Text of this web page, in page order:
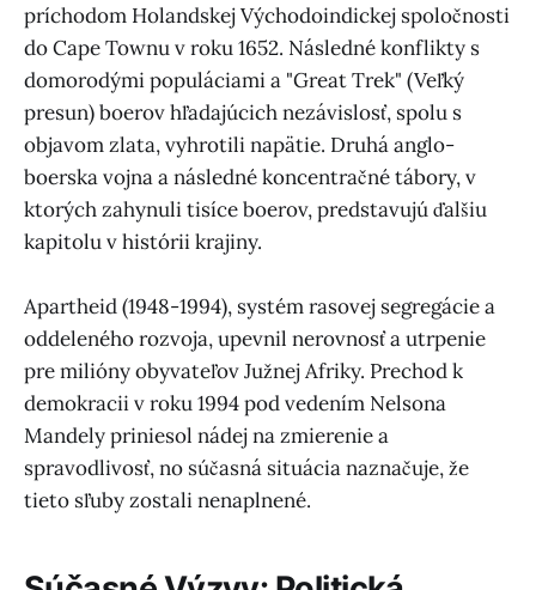
príchodom Holandskej Východoindickej spoločnosti
do Cape Townu v roku 1652. Následné konflikty s
domorodými populáciami a "Great Trek" (Veľký
presun) boerov hľadajúcich nezávislosť, spolu s
objavom zlata, vyhrotili napätie. Druhá anglo-
boerska vojna a následné koncentračné tábory, v
ktorých zahynuli tisíce boerov, predstavujú ďalšiu
kapitolu v histórii krajiny.
Apartheid (1948-1994), systém rasovej segregácie a
oddeleného rozvoja, upevnil nerovnosť a utrpenie
pre milióny obyvateľov Južnej Afriky. Prechod k
demokracii v roku 1994 pod vedením Nelsona
Mandely priniesol nádej na zmierenie a
spravodlivosť, no súčasná situácia naznačuje, že
tieto sľuby zostali nenaplnené.